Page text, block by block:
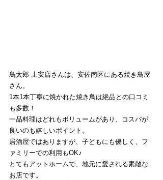
鳥太郎 上安店さんは、安佐南区にある焼き鳥屋
さん。
1本1本丁寧に焼かれた焼き鳥は絶品との口コミ
も多数！
一品料理はどれもボリュームがあり、コスパが
良いのも嬉しいポイント。
居酒屋ではありますが、子どもにも優しく、フ
ァミリーでの利用もOK♪
とてもアットホームで、地元に愛される素敵な
お店です。